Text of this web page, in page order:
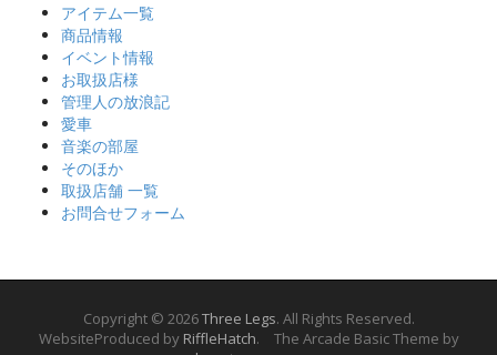
アイテム一覧
商品情報
イベント情報
お取扱店様
管理人の放浪記
愛車
音楽の部屋
そのほか
取扱店舗 一覧
お問合せフォーム
Copyright © 2026Three Legs. All Rights Reserved.
WebsiteProduced by RiffleHatch. The Arcade Basic Theme by